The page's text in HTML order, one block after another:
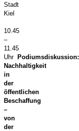
Stadt
Kiel
10.45
–
11.45
Uhr Podiumsdiskussion:
Nachhaltigkeit
in
der
öffentlichen
Beschaffung
–
von
der